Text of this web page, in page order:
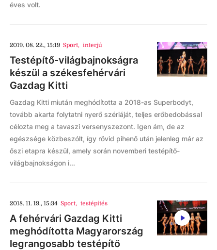
éves volt.
2019. 08. 22., 15:19 Sport, interjú
Testépítő-világbajnokságra
készül a székesfehérvári
Gazdag Kitti
Gazdag Kitti miután meghódította a 2018-as Superbodyt,
tovább akarta folytatni nyerő szériáját, teljes erőbedobással
célozta meg a tavaszi versenyszezont. Igen ám, de az
egészsége közbeszólt, így rövid pihenő után jelenleg már az
őszi etapra készül, amely során novemberi testépítő-
világbajnokságon i...
2018. 11. 19., 15:34 Sport, testépítés
A fehérvári Gazdag Kitti
meghódította Magyarország
legrangosabb testépítő